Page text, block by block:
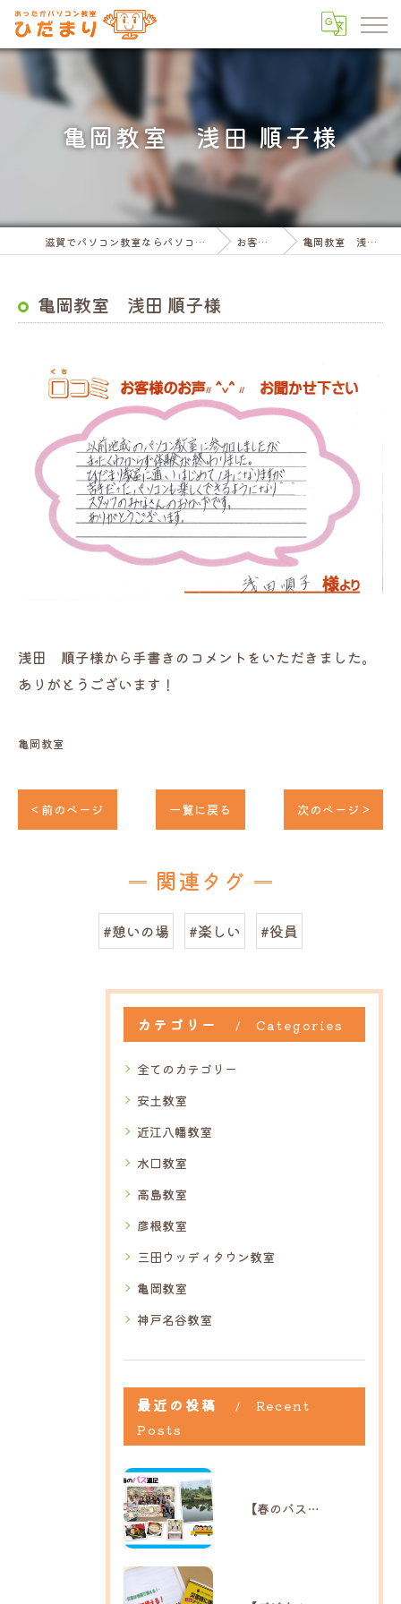
亀岡教室 浅田 順子様
滋賀でパソコン教室ならパソコン教室ひだまり お客様の声 亀岡教室 浅田 順子様
亀岡教室 浅田 順子様
浅田 順子様から手書きのコメントをいただきました。
ありがとうございます！
亀岡教室
< 前のページ 一覧に戻る 次のページ >
関連タグ
#憩いの場 #楽しい #役員
カテゴリー Categories
全てのカテゴリー
安土教室
近江八幡教室
水口教室
高島教室
彦根教室
三田ウッディタウン教室
亀岡教室
神戸名谷教室
最近の投稿
Recent
Posts
【春のバス遠足】｜ひだまり高島教室